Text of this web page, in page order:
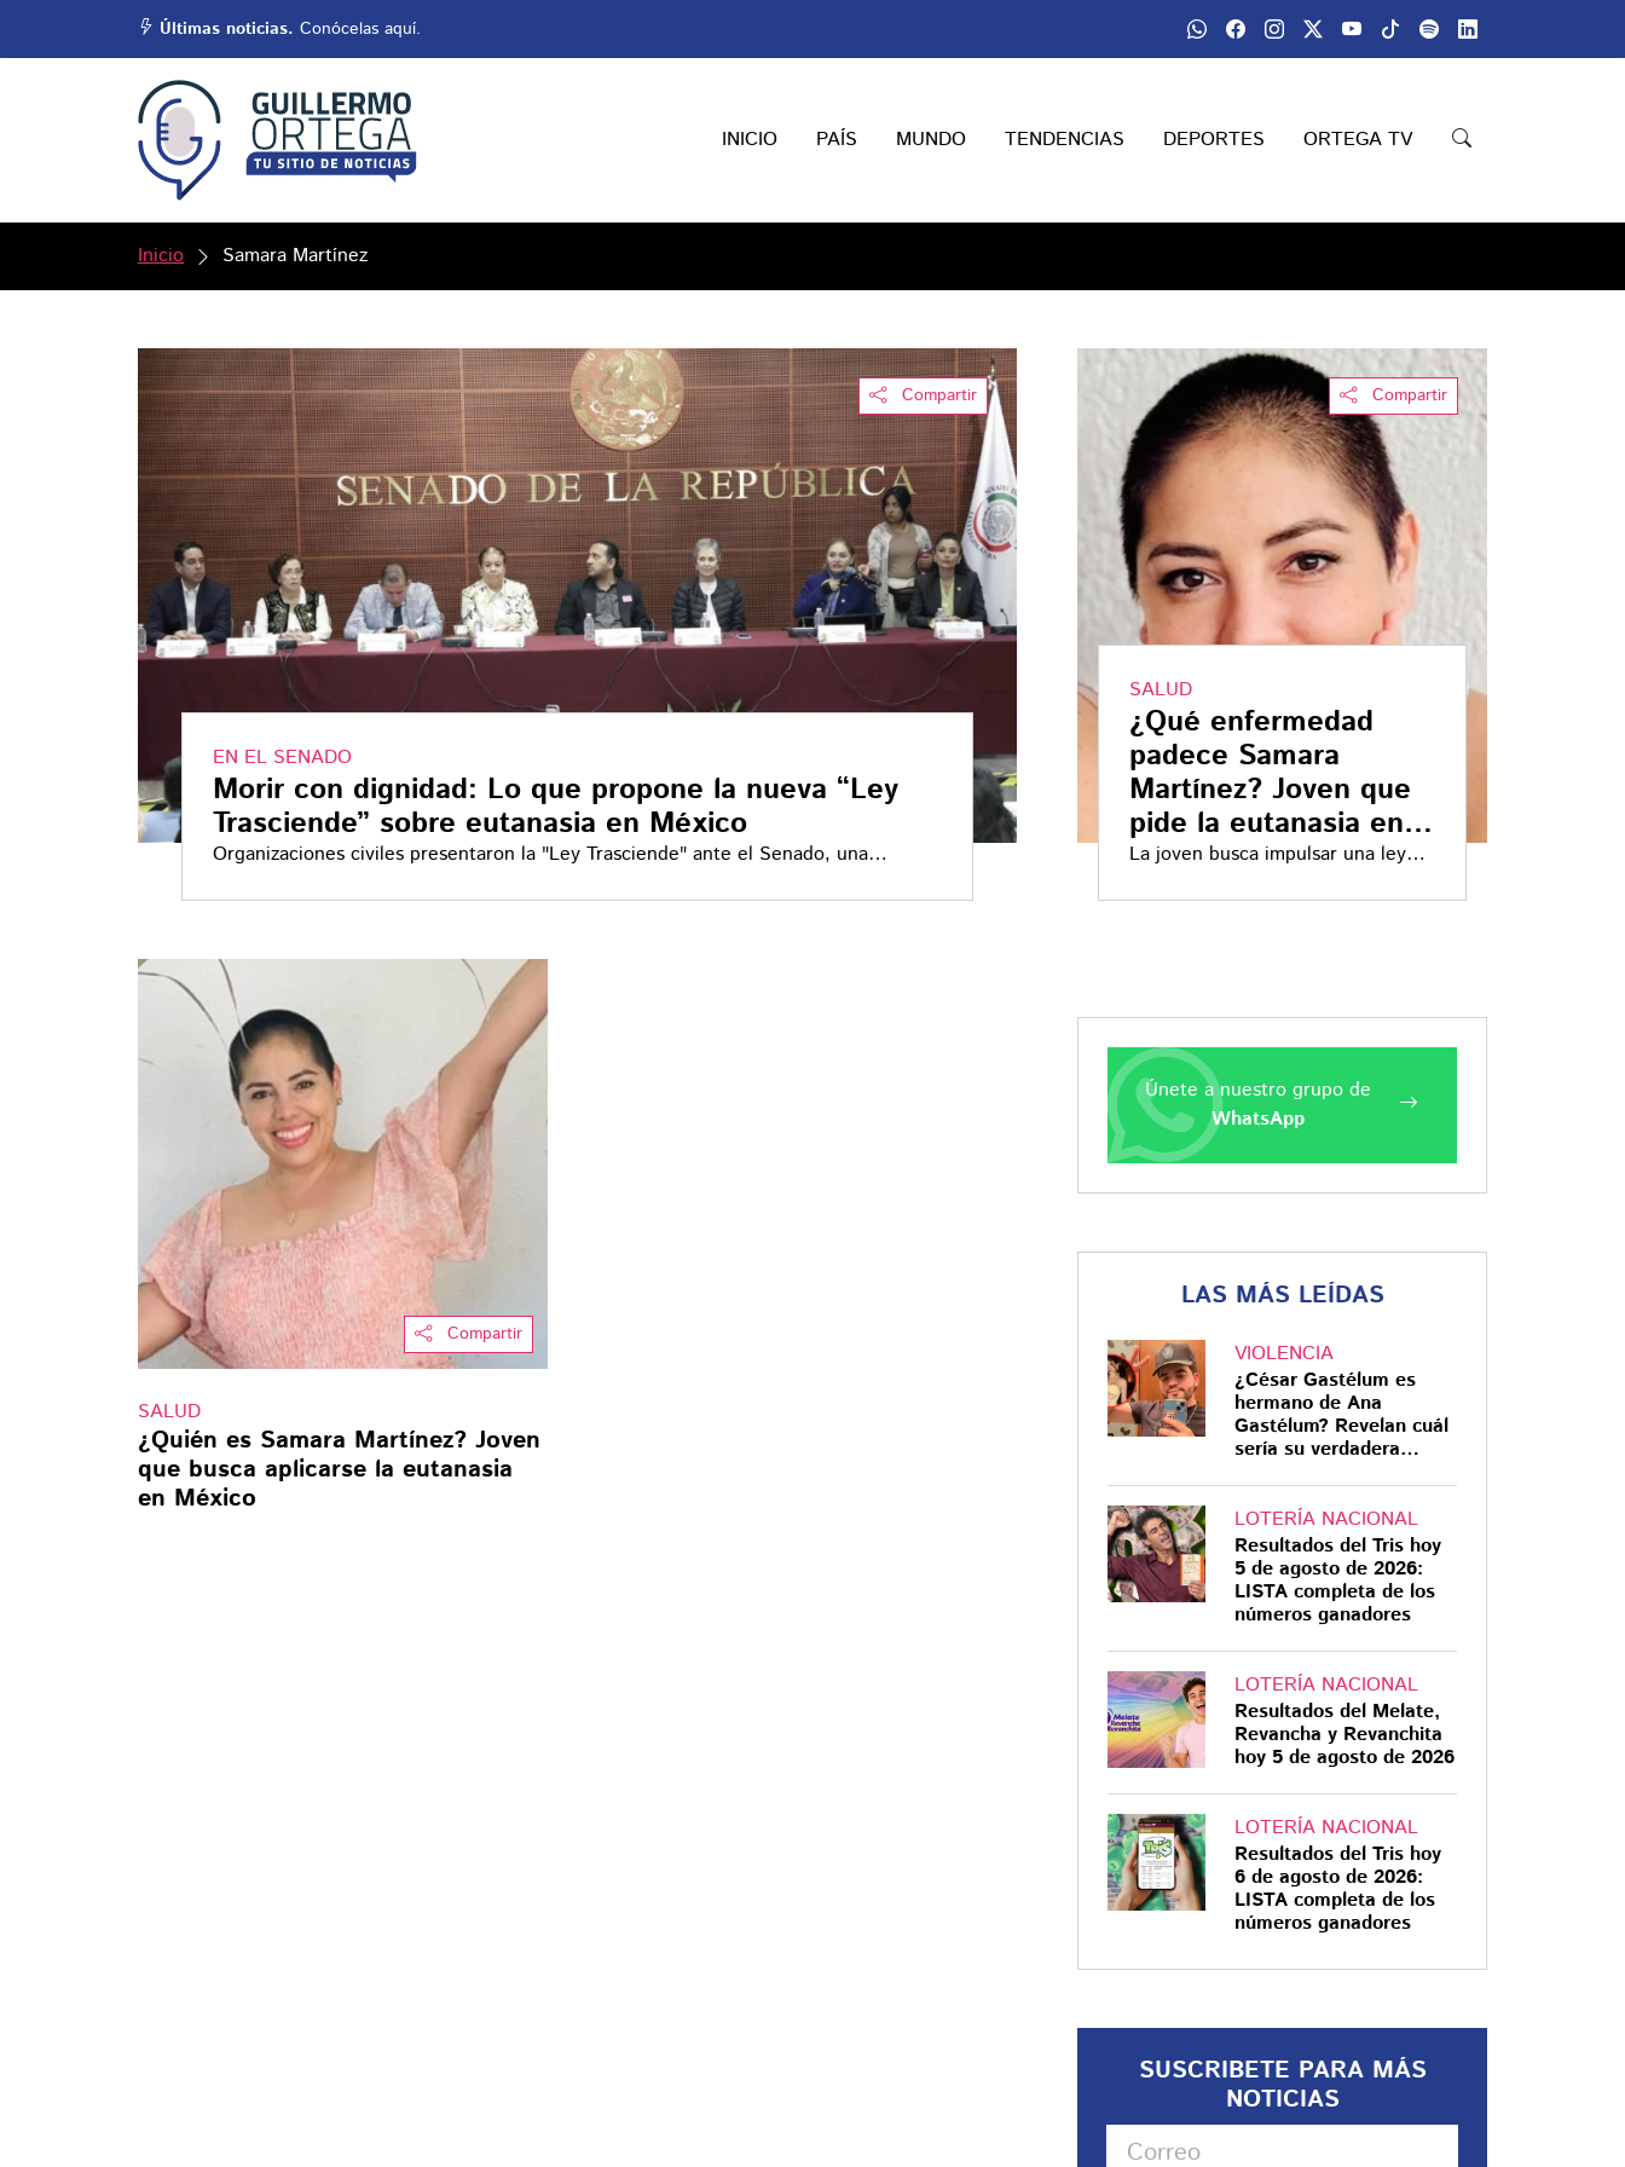
Últimas noticias. Conócelas aquí.
INICIO PAÍS MUNDO TENDENCIAS DEPORTES ORTEGA TV
Inicio Samara Martínez
Compartir
EN EL SENADO
Morir con dignidad: Lo que propone la nueva “Ley
Trasciende” sobre eutanasia en México
Organizaciones civiles presentaron la "Ley Trasciende" ante el Senado, una
Compartir
SALUD
¿Qué enfermedad
padece Samara
Martínez? Joven que
pide la eutanasia en
México
La joven busca impulsar una ley
Compartir
SALUD
¿Quién es Samara Martínez? Joven
que busca aplicarse la eutanasia
en México
Únete a nuestro grupo de
WhatsApp
LAS MÁS LEÍDAS
VIOLENCIA
¿César Gastélum es
hermano de Ana
Gastélum? Revelan cuál
sería su verdadera
LOTERÍA NACIONAL
Resultados del Tris hoy
5 de agosto de 2026:
LISTA completa de los
números ganadores
LOTERÍA NACIONAL
Resultados del Melate,
Revancha y Revanchita
hoy 5 de agosto de 2026
LOTERÍA NACIONAL
Resultados del Tris hoy
6 de agosto de 2026:
LISTA completa de los
números ganadores
SUSCRIBETE PARA MÁS
NOTICIAS